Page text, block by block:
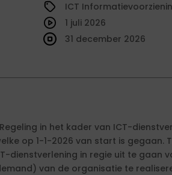
ICT
1 juli 2026
31 december 2026
in het kader van ICT-
op 1-1-2026 van start is gegaan.
dienstverlening in regie uit te gaan
van de organisatie te